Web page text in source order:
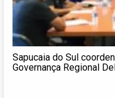
Sapucaia do Sul
Governança Regional